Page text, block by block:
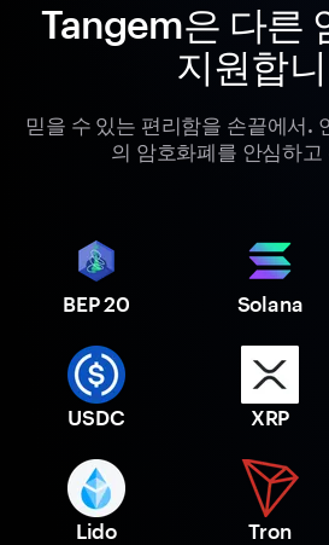
Tangem은 다른
지원합
믿을 수 있는 편리함을 손끝에서.
의 암호화폐를 안심하고
BEP 20 Solana
USDC XRP
Lido Tron